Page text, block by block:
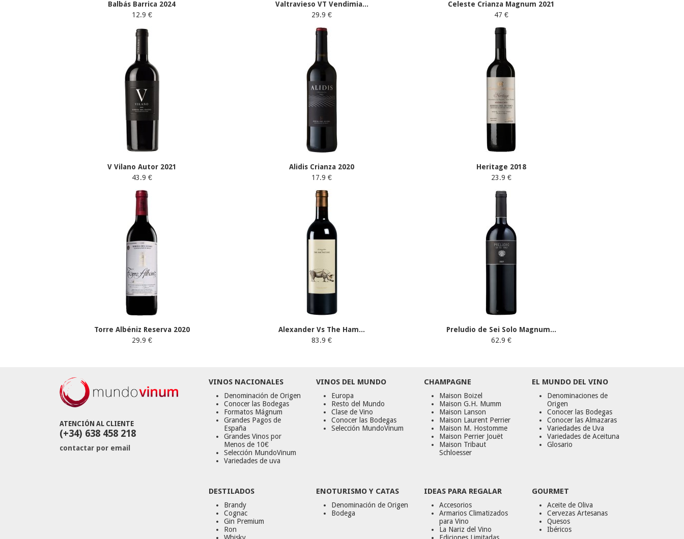
Balbás Barrica 2024
12.9 €
Valtravieso VT Vendimia...
29.9 €
Celeste Crianza Magnum 2021
47 €
V Vilano Autor 2021
43.9 €
Alidis Crianza 2020
17.9 €
Heritage 2018
23.9 €
Torre Albéniz Reserva 2020
29.9 €
Alexander Vs The Ham...
83.9 €
Preludio de Sei Solo Magnum...
62.9 €
ATENCIÓN AL CLIENTE
(+34) 638 458 218
contactar por email
VINOS NACIONALES
Denominación de Origen
Conocer las Bodegas
Formatos Mágnum
Grandes Pagos de
España
Grandes Vinos por
Menos de 10€
Selección MundoVinum
Variedades de uva
VINOS DEL MUNDO
Europa
Resto del Mundo
Clase de Vino
Conocer las Bodegas
Selección MundoVinum
CHAMPAGNE
Maison Boizel
Maison G.H. Mumm
Maison Lanson
Maison Laurent Perrier
Maison M. Hostomme
Maison Perrier Jouët
Maison Tribaut
Schloesser
EL MUNDO DEL VINO
Denominaciones de
Origen
Conocer las Bodegas
Conocer las Almazaras
Variedades de Uva
Variedades de Aceituna
Glosario
DESTILADOS
Brandy
Cognac
Gin Premium
Ron
Whisky
ENOTURISMO Y CATAS
Denominación de Origen
Bodega
IDEAS PARA REGALAR
Accesorios
Armarios Climatizados
para Vino
La Nariz del Vino
Ediciones Limitadas
GOURMET
Aceite de Oliva
Cervezas Artesanas
Quesos
Ibéricos